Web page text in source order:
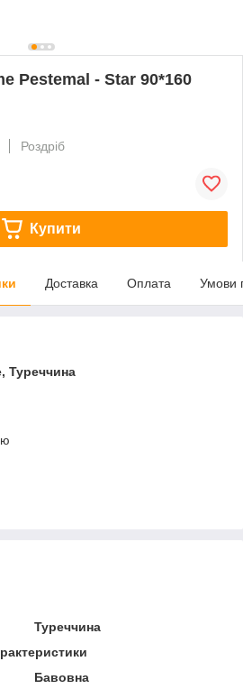
Pestemal - Star 90*160
Роздріб
Купити
Доставка Оплата Умови
Туреччина
Туреччина
Бавовна